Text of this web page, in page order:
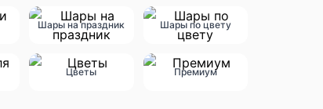
Шары на праздник Шары по цвету
Цветы Премиум